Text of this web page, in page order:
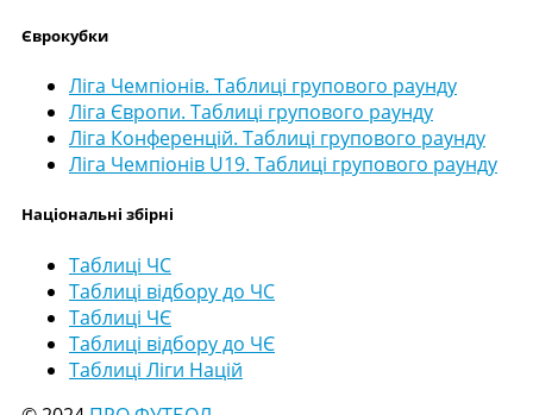
Єврокубки
Ліга Чемпіонів. Таблиці групового раунду
Ліга Європи. Таблиці групового раунду
Ліга Конференцій. Таблиці групового раунду
Ліга Чемпіонів U19. Таблиці групового раунду
Національні збірні
Таблиці ЧС
Таблиці відбору до ЧС
Таблиці ЧЄ
Таблиці відбору до ЧЄ
Таблиці Ліги Націй